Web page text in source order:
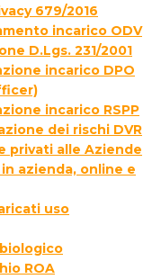
679/2016
incarico ODV
D.Lgs. 231/2001
incarico DPO
incarico RSPP
dei rischi DVR
privati alle Aziende
azienda, online e
uso
ROA